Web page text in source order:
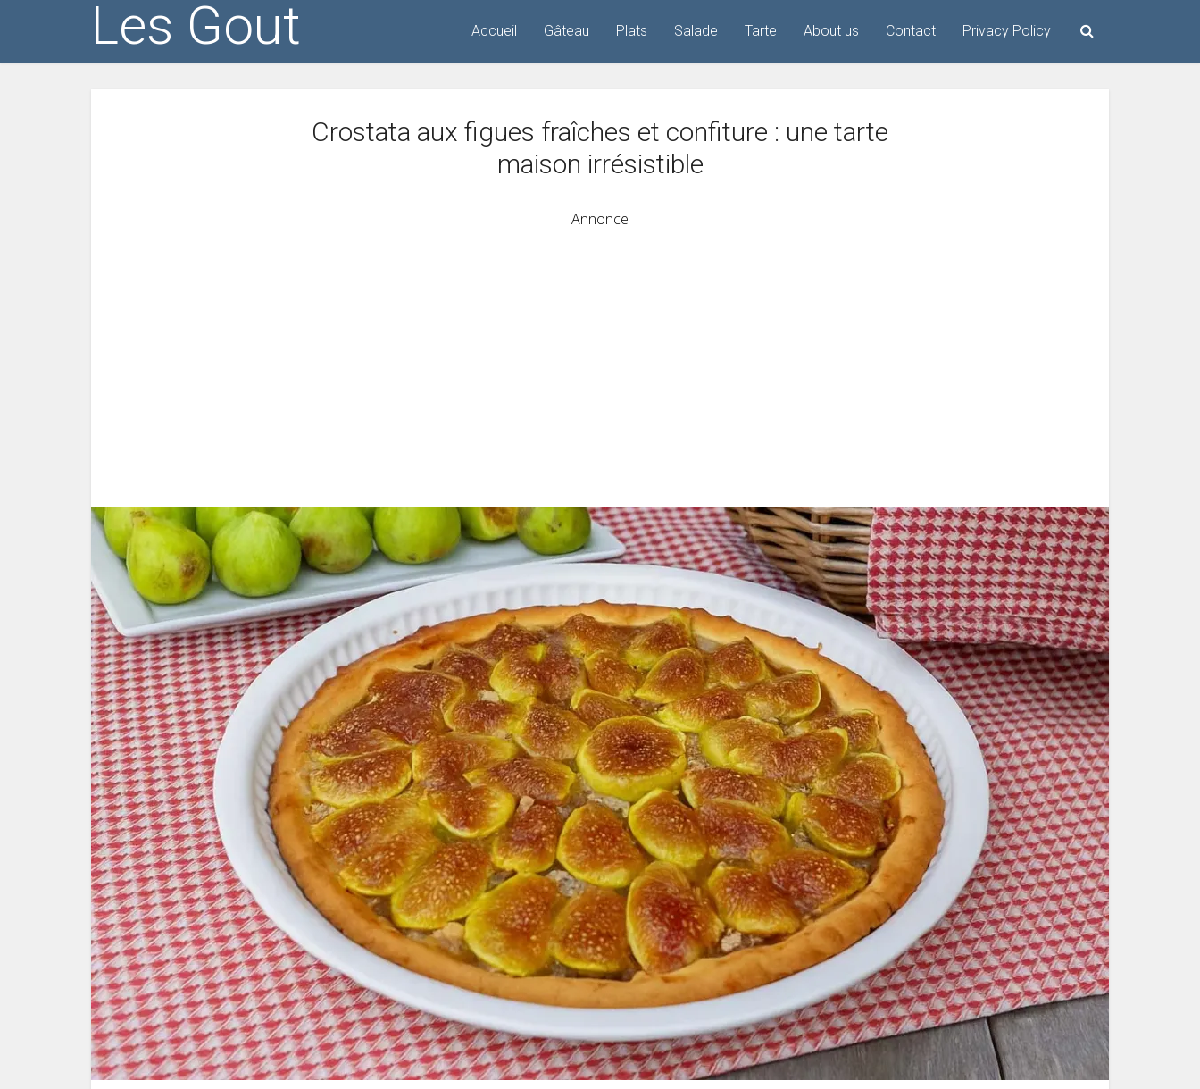
Les Gout Accueil Gâteau Plats Salade Tarte About us Contact Privacy Policy
Crostata aux figues fraîches et confiture : une tarte
maison irrésistible
Annonce